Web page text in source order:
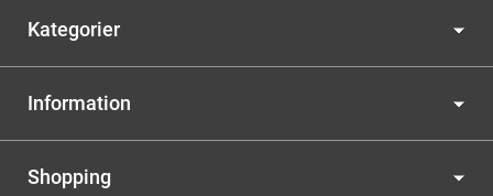
Kategorier
Information
Shopping